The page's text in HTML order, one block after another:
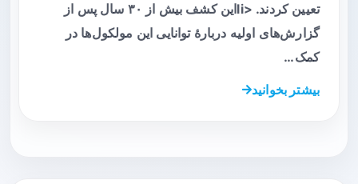
تعیین کردند. <liاین کشف بیش از ۳۰ سال پس از
گزارش‌های اولیه دربارهٔ توانایی این مولکول‌ها در
کمک…
بیشتر بخوانید